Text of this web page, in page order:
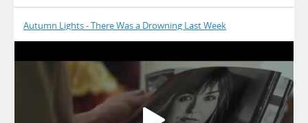
Autumn Lights - There Was a Drowning Last Week